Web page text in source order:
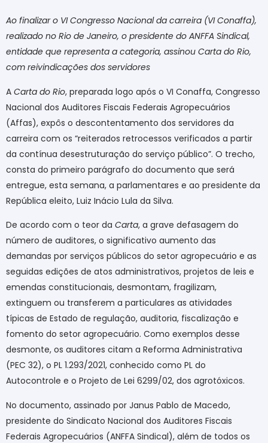
Ao finalizar o VI Congresso Nacional da carreira (VI Conaffa),
realizado no Rio de Janeiro, o presidente do ANFFA Sindical,
entidade que representa a categoria, assinou Carta do Rio,
com reivindicações dos servidores
A Carta do Rio, preparada logo após o VI Conaffa, Congresso
Nacional dos Auditores Fiscais Federais Agropecuários
(Affas), expôs o descontentamento dos servidores da
carreira com os “reiterados retrocessos verificados a partir
da contínua desestruturação do serviço público”. O trecho,
consta do primeiro parágrafo do documento que será
entregue, esta semana, a parlamentares e ao presidente da
República eleito, Luiz Inácio Lula da Silva.
De acordo com o teor da Carta, a grave defasagem do
número de auditores, o significativo aumento das
demandas por serviços públicos do setor agropecuário e as
seguidas edições de atos administrativos, projetos de leis e
emendas constitucionais, desmontam, fragilizam,
extinguem ou transferem a particulares as atividades
típicas de Estado de regulação, auditoria, fiscalização e
fomento do setor agropecuário. Como exemplos desse
desmonte, os auditores citam a Reforma Administrativa
(PEC 32), o PL 1.293/2021, conhecido como PL do
Autocontrole e o Projeto de Lei 6299/02, dos agrotóxicos.
No documento, assinado por Janus Pablo de Macedo,
presidente do Sindicato Nacional dos Auditores Fiscais
Federais Agropecuários (ANFFA Sindical), além de todos os